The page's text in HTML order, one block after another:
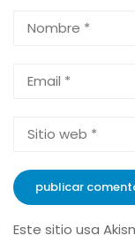
Este sitio usa